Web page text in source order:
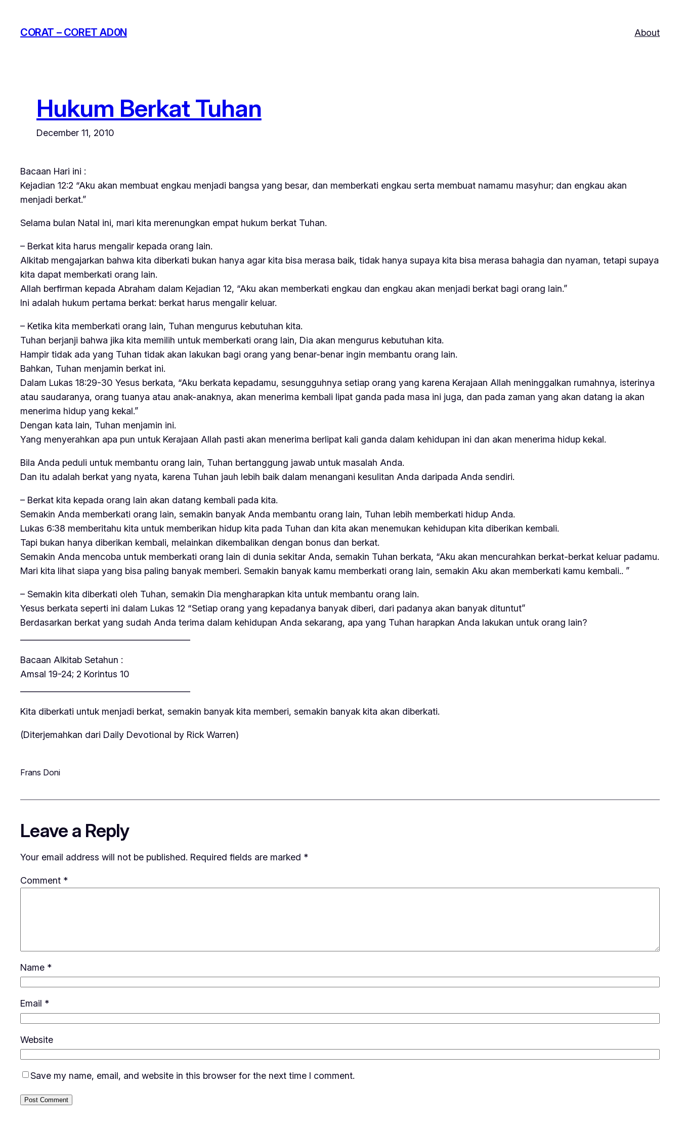
content
CORAT – CORET AD0N About
Hukum Berkat Tuhan
December 11, 2010
Bacaan Hari ini :
Kejadian 12:2 “Aku akan membuat engkau menjadi bangsa yang besar, dan memberkati engkau serta membuat namamu masyhur; dan engkau akan
menjadi berkat.”
Selama bulan Natal ini, mari kita merenungkan empat hukum berkat Tuhan.
– Berkat kita harus mengalir kepada orang lain.
Alkitab mengajarkan bahwa kita diberkati bukan hanya agar kita bisa merasa baik, tidak hanya supaya kita bisa merasa bahagia dan nyaman, tetapi supaya
kita dapat memberkati orang lain.
Allah berfirman kepada Abraham dalam Kejadian 12, “Aku akan memberkati engkau dan engkau akan menjadi berkat bagi orang lain.”
Ini adalah hukum pertama berkat: berkat harus mengalir keluar.
– Ketika kita memberkati orang lain, Tuhan mengurus kebutuhan kita.
Tuhan berjanji bahwa jika kita memilih untuk memberkati orang lain, Dia akan mengurus kebutuhan kita.
Hampir tidak ada yang Tuhan tidak akan lakukan bagi orang yang benar-benar ingin membantu orang lain.
Bahkan, Tuhan menjamin berkat ini.
Dalam Lukas 18:29-30 Yesus berkata, “Aku berkata kepadamu, sesungguhnya setiap orang yang karena Kerajaan Allah meninggalkan rumahnya, isterinya
atau saudaranya, orang tuanya atau anak-anaknya, akan menerima kembali lipat ganda pada masa ini juga, dan pada zaman yang akan datang ia akan
menerima hidup yang kekal.”
Dengan kata lain, Tuhan menjamin ini.
Yang menyerahkan apa pun untuk Kerajaan Allah pasti akan menerima berlipat kali ganda dalam kehidupan ini dan akan menerima hidup kekal.
Bila Anda peduli untuk membantu orang lain, Tuhan bertanggung jawab untuk masalah Anda.
Dan itu adalah berkat yang nyata, karena Tuhan jauh lebih baik dalam menangani kesulitan Anda daripada Anda sendiri.
– Berkat kita kepada orang lain akan datang kembali pada kita.
Semakin Anda memberkati orang lain, semakin banyak Anda membantu orang lain, Tuhan lebih memberkati hidup Anda.
Lukas 6:38 memberitahu kita untuk memberikan hidup kita pada Tuhan dan kita akan menemukan kehidupan kita diberikan kembali.
Tapi bukan hanya diberikan kembali, melainkan dikembalikan dengan bonus dan berkat.
Semakin Anda mencoba untuk memberkati orang lain di dunia sekitar Anda, semakin Tuhan berkata, “Aku akan mencurahkan berkat-berkat keluar padamu.
Mari kita lihat siapa yang bisa paling banyak memberi. Semakin banyak kamu memberkati orang lain, semakin Aku akan memberkati kamu kembali.. ”
– Semakin kita diberkati oleh Tuhan, semakin Dia mengharapkan kita untuk membantu orang lain.
Yesus berkata seperti ini dalam Lukas 12 “Setiap orang yang kepadanya banyak diberi, dari padanya akan banyak dituntut”
Berdasarkan berkat yang sudah Anda terima dalam kehidupan Anda sekarang, apa yang Tuhan harapkan Anda lakukan untuk orang lain?
Bacaan Alkitab Setahun :
Amsal 19-24; 2 Korintus 10
Kita diberkati untuk menjadi berkat, semakin banyak kita memberi, semakin banyak kita akan diberkati.
(Diterjemahkan dari Daily Devotional by Rick Warren)
Frans Doni
Leave a Reply
Your email address will not be published. Required fields are marked *
Comment *
Name *
Email *
Website
Save my name, email, and website in this browser for the next time I comment.